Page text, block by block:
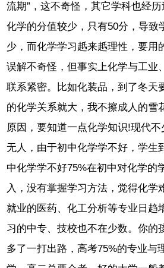
流期”，这不奇怪，其它学科也经历
化学的分值较少，只有50分，导致
少，而化学学习赿来赿理性，要用
误解不奇怪，但事实上化学与工业
联系紧密。比如化装品，到了冬天
的化学关系就大，我不擦成人的雪
原因，要知道一点化学知识!现代
无人，由于初中化学学不好，学生
中化学学不好75%在初中对化学的
入，没有掌握学习方法，觉得化学
就业的医药、化工分析等专业日趋
习的中专、技校也不在少数。你的
多了一打出路，高考75%的专业与